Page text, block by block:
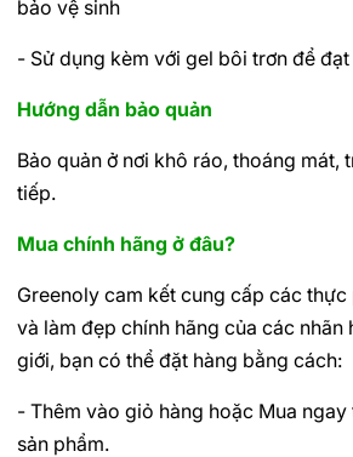
bảo vệ sinh
- Sử dụng kèm với gel bôi trơn để
Hướng dẫn bảo quản
Bảo quản ở nơi khô ráo, thoáng mát,
tiếp.
Mua chính hãng ở đâu?
Greenoly cam kết cung cấp các
và làm đẹp chính hãng của các nhãn
giới, bạn có thể đặt hàng bằng cách:
- Thêm vào giỏ hàng hoặc Mua
sản phẩm.